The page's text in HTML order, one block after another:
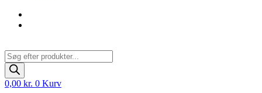
Products
search
0,00 kr. 0 Kurv